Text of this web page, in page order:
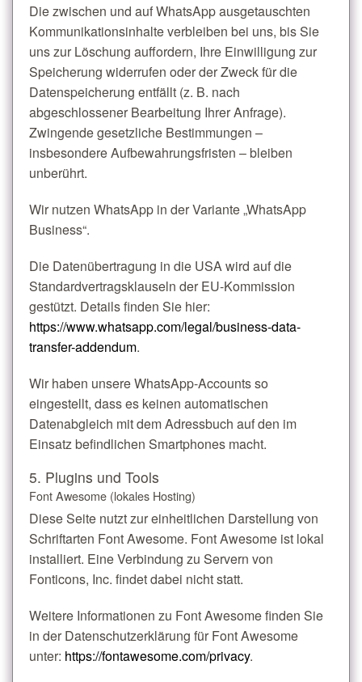
Die zwischen und auf WhatsApp ausgetauschten
Kommunikationsinhalte verbleiben bei uns, bis Sie
uns zur Löschung auffordern, Ihre Einwilligung zur
Speicherung widerrufen oder der Zweck für die
Datenspeicherung entfällt (z. B. nach
abgeschlossener Bearbeitung Ihrer Anfrage).
Zwingende gesetzliche Bestimmungen –
insbesondere Aufbewahrungsfristen – bleiben
unberührt.
Wir nutzen WhatsApp in der Variante „WhatsApp
Business“.
Die Datenübertragung in die USA wird auf die
Standardvertragsklauseln der EU-Kommission
gestützt. Details finden Sie hier:
https://www.whatsapp.com/legal/business-data-
transfer-addendum.
Wir haben unsere WhatsApp-Accounts so
eingestellt, dass es keinen automatischen
Datenabgleich mit dem Adressbuch auf den im
Einsatz befindlichen Smartphones macht.
5. Plugins und Tools
Font Awesome (lokales Hosting)
Diese Seite nutzt zur einheitlichen Darstellung von
Schriftarten Font Awesome. Font Awesome ist lokal
installiert. Eine Verbindung zu Servern von
Fonticons, Inc. findet dabei nicht statt.
Weitere Informationen zu Font Awesome finden Sie
in der Datenschutzerklärung für Font Awesome
unter: https://fontawesome.com/privacy.